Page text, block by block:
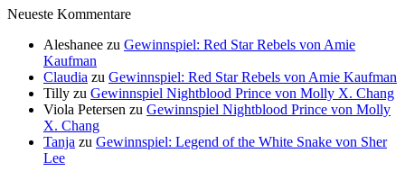
Neueste Kommentare
Aleshanee zu Gewinnspiel: Red Star Rebels von Amie
Kaufman
Claudia zu Gewinnspiel: Red Star Rebels von Amie Kaufman
Tilly zu Gewinnspiel Nightblood Prince von Molly X. Chang
Viola Petersen zu Gewinnspiel Nightblood Prince von Molly
X. Chang
Tanja zu Gewinnspiel: Legend of the White Snake von Sher
Lee